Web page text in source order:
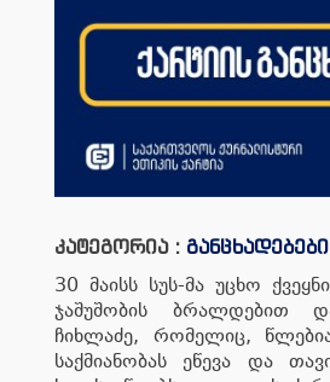
კატეგორია : განცხადებები
30 მაისს სუს-მა უცხო
ჯაშუშობის ბრალდებით
ჩიხლაძე, რომელიც,
საქმიანობას ეწევა და